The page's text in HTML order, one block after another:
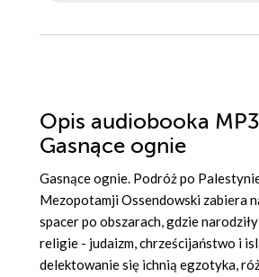
Opis audiobooka MP3
Gasnące ognie
Gasnące ognie. Podróż po
Mezopotamji Ossendowski zabiera
spacer po obszarach, gdzie
religie - judaizm, chrześcijaństwo i
delektowanie się ichnią egzotyka,